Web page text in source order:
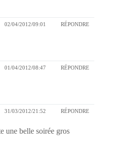
02/04/2012/09:01 RÉPONDRE
01/04/2012/08:47 RÉPONDRE
31/03/2012/21:52 RÉPONDRE
une belle soirée gros